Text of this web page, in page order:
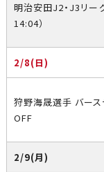
明治安田J2・J3リー
14:04）
2/8(日)
狩野海晟選手 バース
OFF
2/9(月)